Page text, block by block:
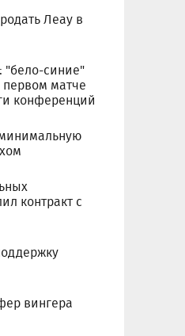
Леау в
"бело-синие"
матче
конференций
контракт с
вингера